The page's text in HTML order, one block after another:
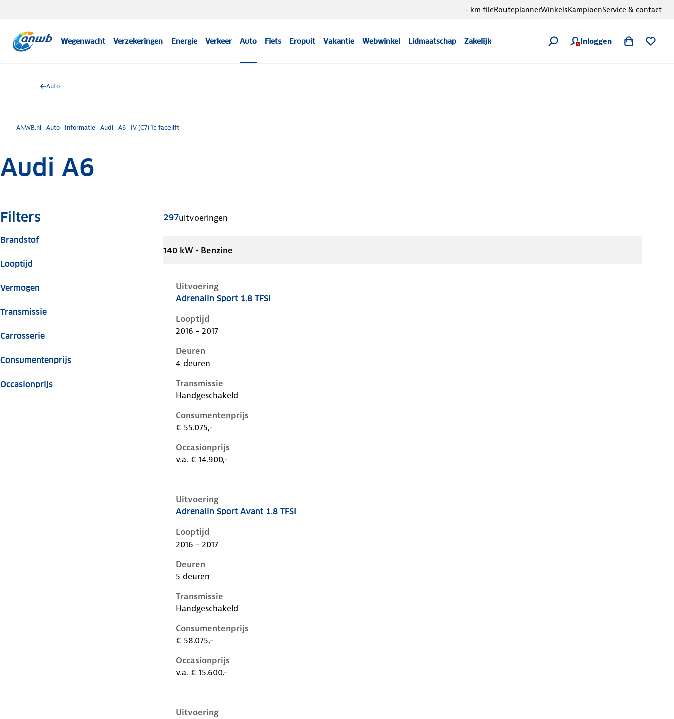
Wegenwacht Verzekeringen Energie Verkeer Auto Fiets Eropuit Vakantie Webwinkel Lidmaatschap Zakelijk Inloggen
- km fileRouteplannerWinkelsKampioenService & contact
Auto
ANWB.nl Auto Informatie Audi A6 IV (C7) 1e facelift
Audi A6
Filters
Brandstof
Looptijd
Vermogen
Transmissie
Carrosserie
Consumentenprijs
Occasionprijs
297uitvoeringen
140 kW - Benzine
Uitvoering
Audi A6 iv-c7-1e-facelift, 1.8 tfsi, 140 kW, Benzine, 4 deuren
Adrenalin Sport 1.8 TFSI
Looptijd
2016 - 2017
Deuren
4 deuren
Transmissie
Handgeschakeld
Consumentenprijs
€ 55.075,-
Occasionprijs
v.a. € 14.900,-
Uitvoering
Audi A6 iv-c7-1e-facelift, avant 1.8 tfsi, 140 kW, Benzine, 5 deuren
Adrenalin Sport Avant 1.8 TFSI
Looptijd
2016 - 2017
Deuren
5 deuren
Transmissie
Handgeschakeld
Consumentenprijs
€ 58.075,-
Occasionprijs
v.a. € 15.600,-
Uitvoering